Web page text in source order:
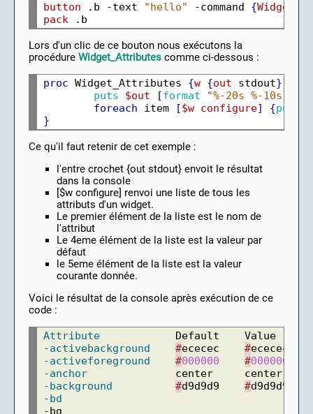
button .b -text "hello" -command {
pack
Lors d'un clic de ce bouton nous exécutons la
procédure Widget_Attributes comme ci-dessous :
proc Widget_Attributes {w {out stdout}}
puts
$out [format "%-20s %-10s %s"
foreach item [$w configure] {puts
}
Ce qu'il faut retenir de cet exemple :
l'entre crochet {out stdout} envoit le résultat
dans la console
[$w configure] renvoi une liste de tous les
attributs d'un widget.
Le premier élément de la liste est le nom de
l'attribut
Le 4eme élément de la liste est la valeur par
défaut
le 5eme élément de la liste est la valeur
courante donnée.
Voici le résultat de la console après exécution de ce
code :
Attribute
-activebackground
#ececec #
-activeforeground
#000000 #000000
-anchor
-background
#d9d9d9 #
-bd
-bg